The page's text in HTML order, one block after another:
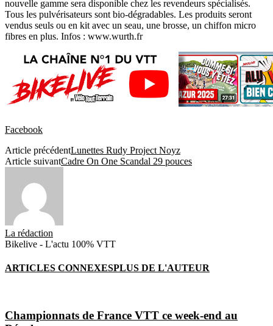
nouvelle gamme sera disponible chez les revendeurs spécialisés.
Tous les pulvérisateurs sont bio-dégradables. Les produits seront
vendus seuls ou en kit avec un seau, une brosse, un chiffon micro
fibres en plus. Infos : www.wurth.fr
Facebook
Article précédentLunettes Rudy Project Noyz
Article suivantCadre On One Scandal 29 pouces
La rédaction
Bikelive - L'actu 100% VTT
ARTICLES CONNEXESPLUS DE L'AUTEUR
Championnats de France VTT ce week-end au